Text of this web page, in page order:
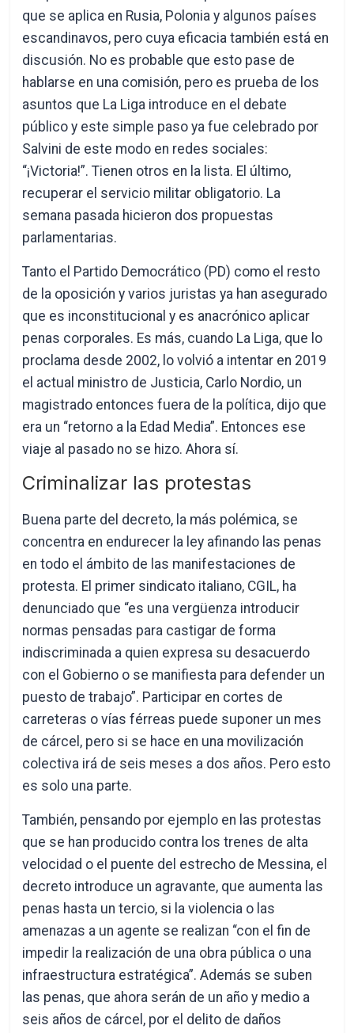
que se aplica en Rusia, Polonia y algunos países
escandinavos, pero cuya eficacia también está en
discusión. No es probable que esto pase de
hablarse en una comisión, pero es prueba de los
asuntos que La Liga introduce en el debate
público y este simple paso ya fue celebrado por
Salvini de este modo en redes sociales:
“¡Victoria!”. Tienen otros en la lista. El último,
recuperar el servicio militar obligatorio. La
semana pasada hicieron dos propuestas
parlamentarias.
Tanto el Partido Democrático (PD) como el resto
de la oposición y varios juristas ya han asegurado
que es inconstitucional y es anacrónico aplicar
penas corporales. Es más, cuando La Liga, que lo
proclama desde 2002, lo volvió a intentar en 2019
el actual ministro de Justicia, Carlo Nordio, un
magistrado entonces fuera de la política, dijo que
era un “retorno a la Edad Media”. Entonces ese
viaje al pasado no se hizo. Ahora sí.
Criminalizar las protestas
Buena parte del decreto, la más polémica, se
concentra en endurecer la ley afinando las penas
en todo el ámbito de las manifestaciones de
protesta. El primer sindicato italiano, CGIL, ha
denunciado que “es una vergüenza introducir
normas pensadas para castigar de forma
indiscriminada a quien expresa su desacuerdo
con el Gobierno o se manifiesta para defender un
puesto de trabajo”. Participar en cortes de
carreteras o vías férreas puede suponer un mes
de cárcel, pero si se hace en una movilización
colectiva irá de seis meses a dos años. Pero esto
es solo una parte.
También, pensando por ejemplo en las protestas
que se han producido contra los trenes de alta
velocidad o el puente del estrecho de Messina, el
decreto introduce un agravante, que aumenta las
penas hasta un tercio, si la violencia o las
amenazas a un agente se realizan “con el fin de
impedir la realización de una obra pública o una
infraestructura estratégica”. Además se suben
las penas, que ahora serán de un año y medio a
seis años de cárcel, por el delito de daños